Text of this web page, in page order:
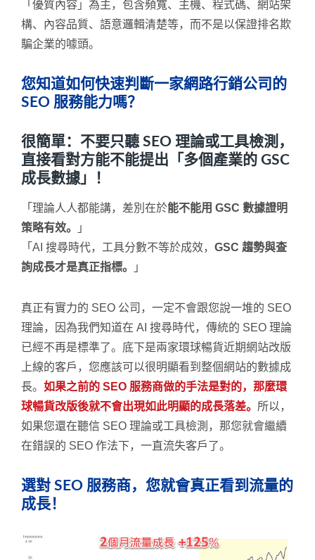
「優質內容」為主，包含頻寬、主機、程式碼、網站架
構、內容品質、語意邏輯清楚等，而不是以保證排名欺
騙企業的噱頭。
您知道如何快速判斷一家網路行銷公司的
SEO 服務能力嗎？
很簡單：不要只聽 SEO 理論或工具檢測，
直接看對方能不能提出「多個產業的 GSC
成長數據」！
「理論人人都能講，差別在於能不能用 GSC 數據證明
策略有效。
」
「AI 搜尋時代，工具分數不等於成效， GSC 趨勢與查
詢成長才是真正指標。
」
真正有實力的 SEO 公司，一定不會跟您說一堆的 SEO
理論，因為我們知道在 AI 搜尋時代，傳統的 SEO 理論
已經不再是標準了。底下是兩家環球暢貨近期網站改版
上線的客戶，您應該可以很明顯看到整個網站的數據成
長。 如果之前的 SEO 服務商做的手法是對的，那麼環
球暢貨改版後就不會出現如此明顯的成長落差。 所以，
如果您還在聽信 SEO 理論或工具檢測，那您就會繼續
在錯誤的 SEO 作法下，一直流失客戶了。
選對 SEO 服務商，您就會真正看到流量的
成長！